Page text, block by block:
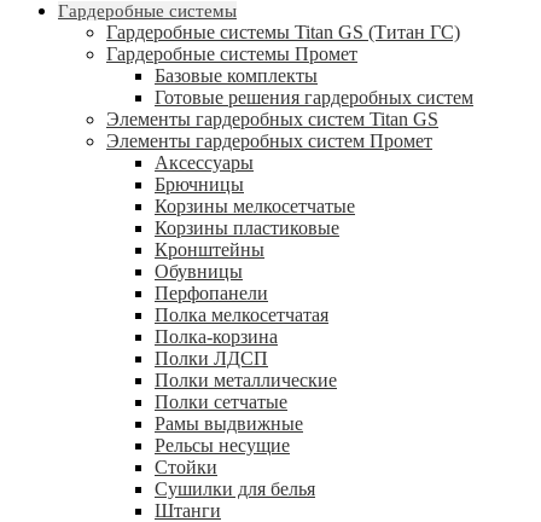
Гардеробные системы
Гардеробные системы Titan GS (Титан ГС)
Гардеробные системы Промет
Базовые комплекты
Готовые решения гардеробных систем
Элементы гардеробных систем Titan GS
Элементы гардеробных систем Промет
Аксессуары
Брючницы
Корзины мелкосетчатые
Корзины пластиковые
Кронштейны
Обувницы
Перфопанели
Полка мелкосетчатая
Полка-корзина
Полки ЛДСП
Полки металлические
Полки сетчатые
Рамы выдвижные
Рельсы несущие
Стойки
Сушилки для белья
Штанги